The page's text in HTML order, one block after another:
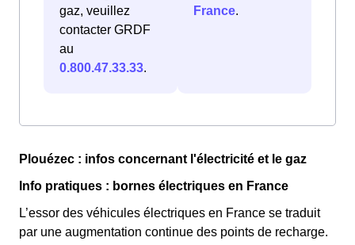
gaz, veuillez
contacter GRDF
au
0.800.47.33.33.
France.
Plouézec : infos concernant l'électricité et le gaz
Info pratiques : bornes électriques en France
L’essor des véhicules électriques en France se traduit
par une augmentation continue des points de recharge.